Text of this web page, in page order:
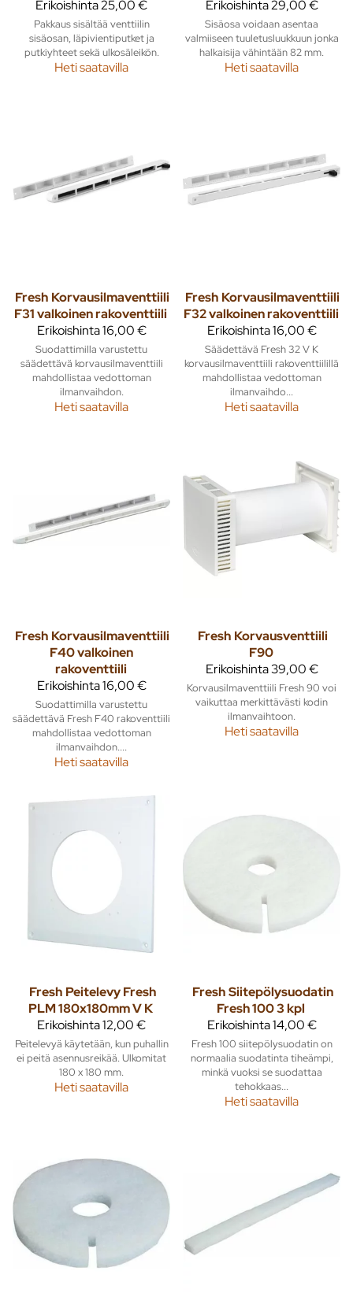
Erikoishinta25,00 €
Pakkaus sisältää venttiilin
sisäosan, läpivientiputket ja
putkiyhteet sekä ulkosäleikön.
Heti saatavilla
Erikoishinta29,00 €
Sisäosa voidaan asentaa
valmiiseen tuuletusluukkuun jonka
halkaisija vähintään 82 mm.
Heti saatavilla
Fresh Korvausilmaventtiili
F31 valkoinen rakoventtiili
Erikoishinta16,00 €
Suodattimilla varustettu
säädettävä korvausilmaventtiili
mahdollistaa vedottoman
ilmanvaihdon.
Heti saatavilla
Fresh Korvausilmaventtiili
F32 valkoinen rakoventtiili
Erikoishinta16,00 €
Säädettävä Fresh 32 V K
korvausilmaventtiili rakoventtiilillä
mahdollistaa vedottoman
ilmanvaihdo...
Heti saatavilla
Fresh Korvausilmaventtiili
F40 valkoinen
rakoventtiili
Erikoishinta16,00 €
Suodattimilla varustettu
säädettävä Fresh F40 rakoventtiili
mahdollistaa vedottoman
ilmanvaihdon....
Heti saatavilla
Fresh Korvausventtiili
F90
Erikoishinta39,00 €
Korvausilmaventtiili Fresh 90 voi
vaikuttaa merkittävästi kodin
ilmanvaihtoon.
Heti saatavilla
Fresh Peitelevy Fresh
PLM 180x180mm V K
Erikoishinta12,00 €
Peitelevyä käytetään, kun puhallin
ei peitä asennusreikää. Ulkomitat
180 x 180 mm.
Heti saatavilla
Fresh Siitepölysuodatin
Fresh 100 3 kpl
Erikoishinta14,00 €
Fresh 100 siitepölysuodatin on
normaalia suodatinta tiheämpi,
minkä vuoksi se suodattaa
tehokkaas...
Heti saatavilla